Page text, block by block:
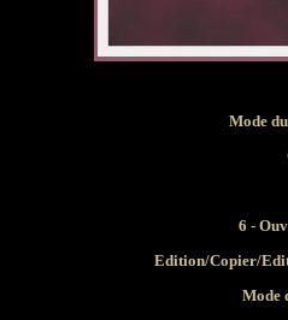
Mode
6 -
Edition/Copier/
Mode